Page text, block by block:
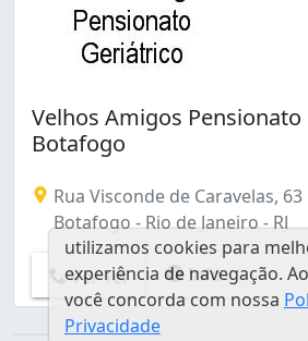
Velhos Amigos
Botafogo
Rua Visconde de Caravelas, 63
Botafogo - Rio de Janeiro - RJ
Ver Tel Info
utilizamos cookies para
experiência de navegação.
você concorda com nossa
Privacidade